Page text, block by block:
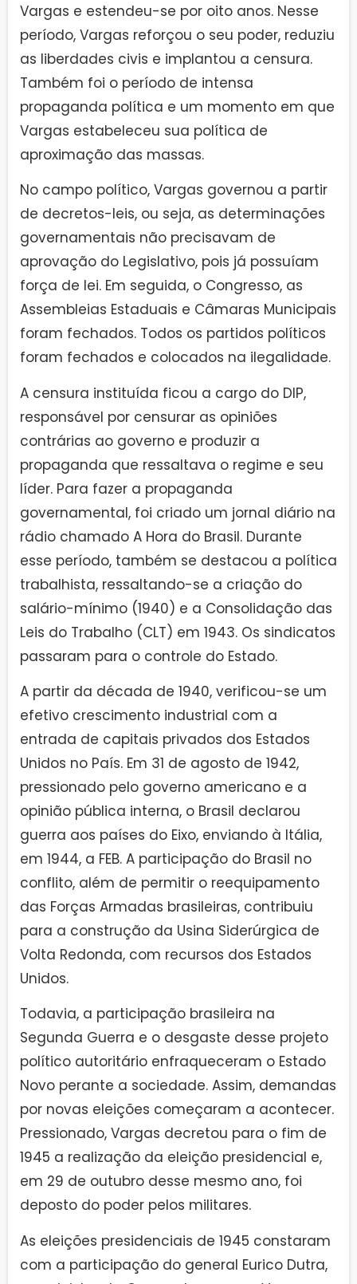
Vargas e estendeu-se por oito anos. Nesse
período, Vargas reforçou o seu poder, reduziu
as liberdades civis e implantou a censura.
Também foi o período de intensa
propaganda política e um momento em que
Vargas estabeleceu sua política de
aproximação das massas.
No campo político, Vargas governou a partir
de decretos-leis, ou seja, as determinações
governamentais não precisavam de
aprovação do Legislativo, pois já possuíam
força de lei. Em seguida, o Congresso, as
Assembleias Estaduais e Câmaras Municipais
foram fechados. Todos os partidos políticos
foram fechados e colocados na ilegalidade.
A censura instituída ficou a cargo do DIP,
responsável por censurar as opiniões
contrárias ao governo e produzir a
propaganda que ressaltava o regime e seu
líder. Para fazer a propaganda
governamental, foi criado um jornal diário na
rádio chamado A Hora do Brasil. Durante
esse período, também se destacou a política
trabalhista, ressaltando-se a criação do
salário-mínimo (1940) e a Consolidação das
Leis do Trabalho (CLT) em 1943. Os sindicatos
passaram para o controle do Estado.
A partir da década de 1940, verificou-se um
efetivo crescimento industrial com a
entrada de capitais privados dos Estados
Unidos no País. Em 31 de agosto de 1942,
pressionado pelo governo americano e a
opinião pública interna, o Brasil declarou
guerra aos países do Eixo, enviando à Itália,
em 1944, a FEB. A participação do Brasil no
conflito, além de permitir o reequipamento
das Forças Armadas brasileiras, contribuiu
para a construção da Usina Siderúrgica de
Volta Redonda, com recursos dos Estados
Unidos.
Todavia, a participação brasileira na
Segunda Guerra e o desgaste desse projeto
político autoritário enfraqueceram o Estado
Novo perante a sociedade. Assim, demandas
por novas eleições começaram a acontecer.
Pressionado, Vargas decretou para o fim de
1945 a realização da eleição presidencial e,
em 29 de outubro desse mesmo ano, foi
deposto do poder pelos militares.
As eleições presidenciais de 1945 constaram
com a participação do general Eurico Dutra,